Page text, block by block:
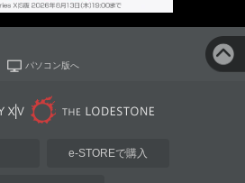
パソコン版へ
e-STOREで購入